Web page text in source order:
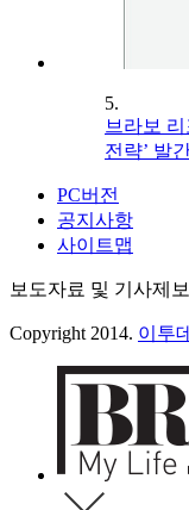
5.
브라보 리
전략’ 발
PC버전
공지사항
사이트맵
보도자료 및 기사제보
Copyright 2014. 이투